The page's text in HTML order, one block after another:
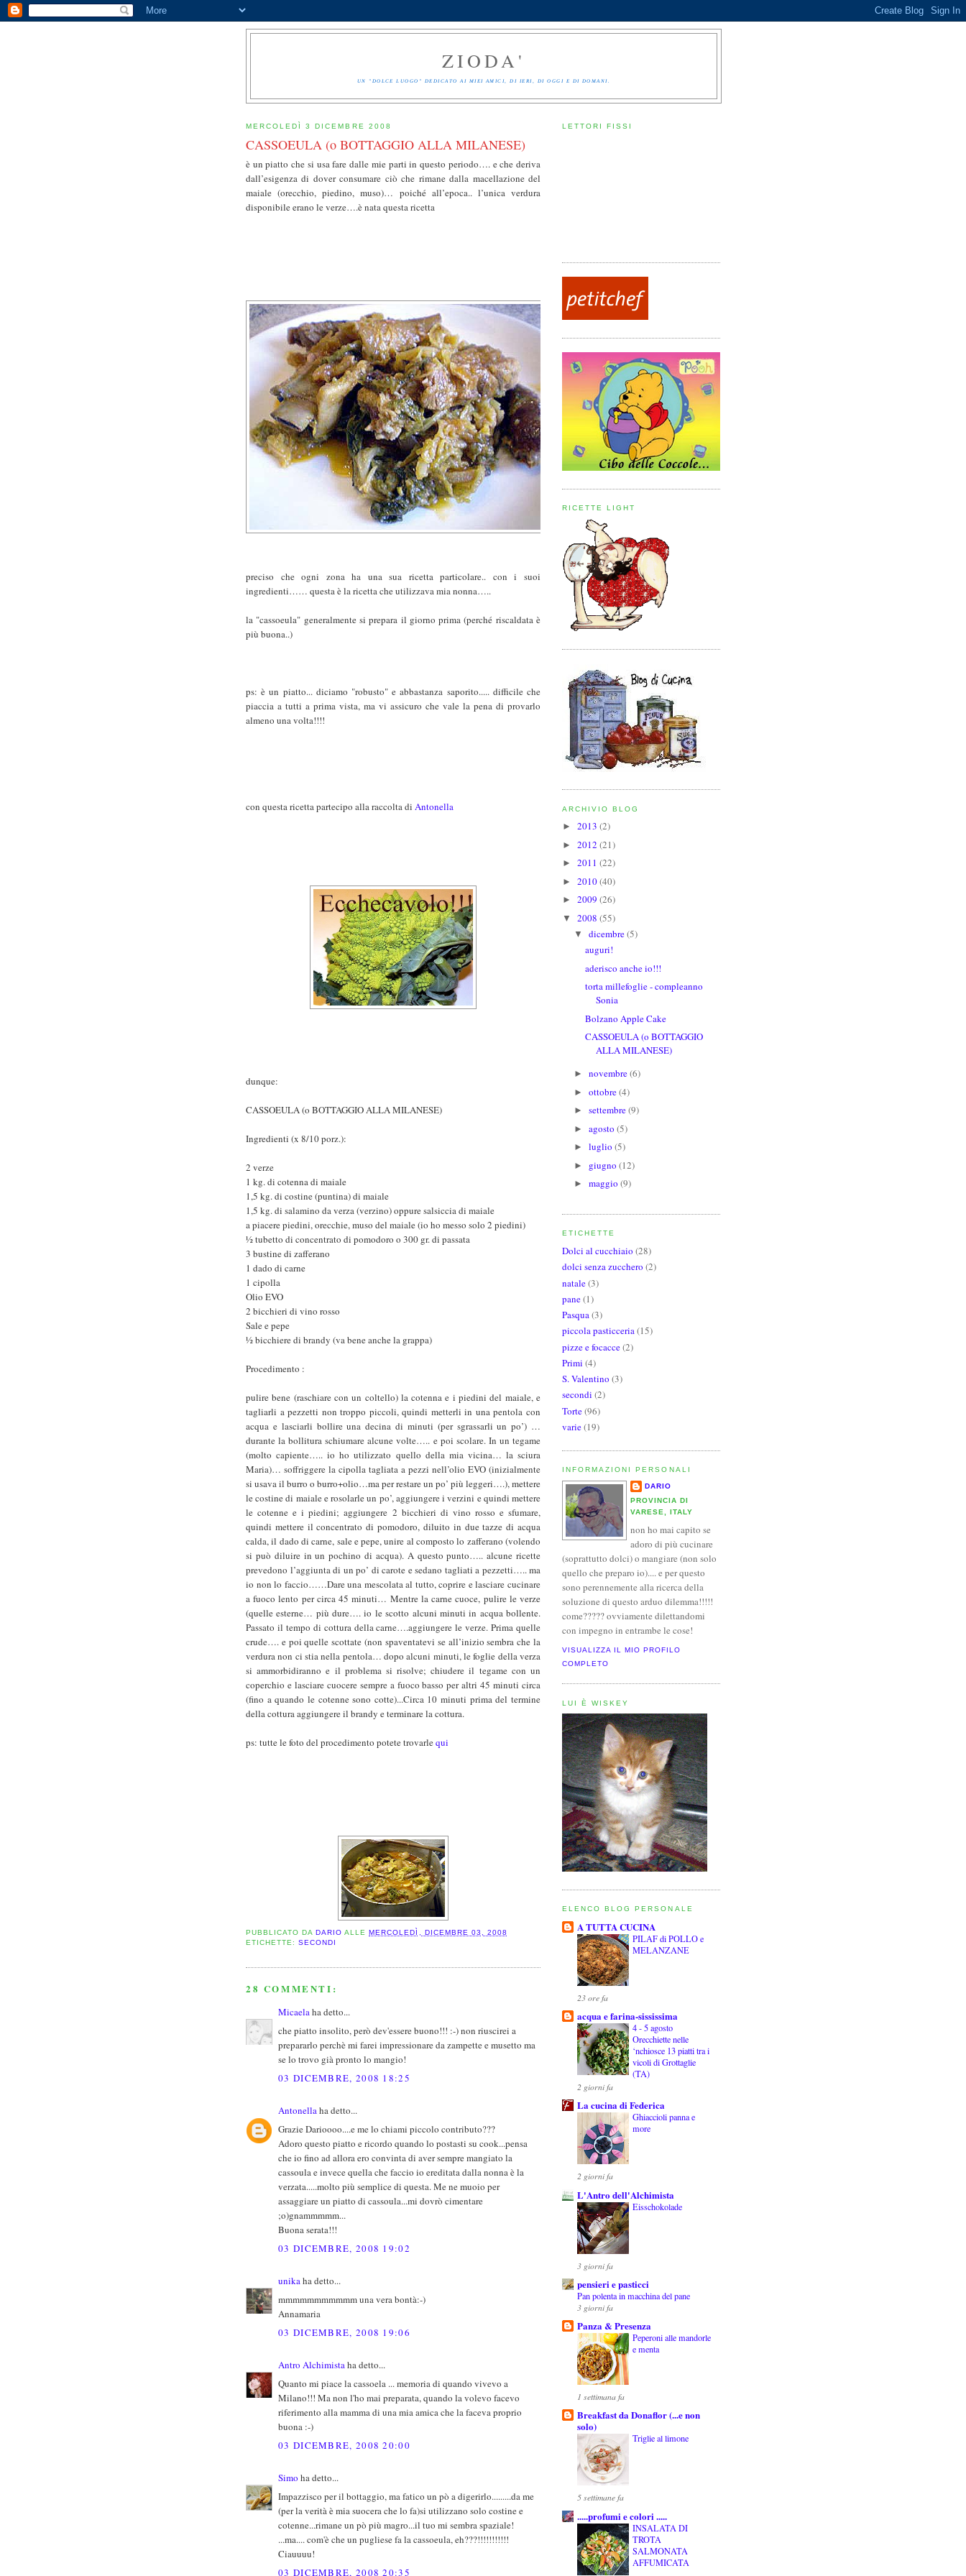
ZIODA'
UN "DOLCE LUOGO" DEDICATO AI MIEI AMICI, DI IERI, DI OGGI E DI DOMANI.
MERCOLEDÌ 3 DICEMBRE 2008
CASSOEULA (o BOTTAGGIO ALLA MILANESE)
è un piatto che si usa fare dalle mie parti in questo periodo…. e che deriva
dall’esigenza di dover consumare ciò che rimane dalla macellazione del
maiale (orecchio, piedino, muso)… poiché all’epoca.. l’unica verdura
disponibile erano le verze….è nata questa ricetta
preciso che ogni zona ha una sua ricetta particolare.. con i suoi
ingredienti…… questa è la ricetta che utilizzava mia nonna…..
la "cassoeula" generalmente si prepara il giorno prima (perché riscaldata è
più buona..)
ps: è un piatto... diciamo "robusto" e abbastanza saporito..... difficile che
piaccia a tutti a prima vista, ma vi assicuro che vale la pena di provarlo
almeno una volta!!!!
con questa ricetta partecipo alla raccolta di Antonella
dunque:
CASSOEULA (o BOTTAGGIO ALLA MILANESE)
Ingredienti (x 8/10 porz.):
2 verze
1 kg. di cotenna di maiale
1,5 kg. di costine (puntina) di maiale
1,5 kg. di salamino da verza (verzino) oppure salsiccia di maiale
a piacere piedini, orecchie, muso del maiale (io ho messo solo 2 piedini)
½ tubetto di concentrato di pomodoro o 300 gr. di passata
3 bustine di zafferano
1 dado di carne
1 cipolla
Olio EVO
2 bicchieri di vino rosso
Sale e pepe
½ bicchiere di brandy (va bene anche la grappa)
Procedimento :
pulire bene (raschiare con un coltello) la cotenna e i piedini del maiale, e
tagliarli a pezzetti non troppo piccoli, quindi metterli in una pentola con
acqua e lasciarli bollire una decina di minuti (per sgrassarli un po’) …
durante la bollitura schiumare alcune volte….. e poi scolare. In un tegame
(molto capiente….. io ho utilizzato quello della mia vicina… la sciura
Maria)… soffriggere la cipolla tagliata a pezzi nell’olio EVO (inizialmente
si usava il burro o burro+olio…ma per restare un po’ più leggeri….), mettere
le costine di maiale e rosolarle un po’, aggiungere i verzini e quindi mettere
le cotenne e i piedini; aggiungere 2 bicchieri di vino rosso e sfumare,
quindi mettere il concentrato di pomodoro, diluito in due tazze di acqua
calda, il dado di carne, sale e pepe, unire al composto lo zafferano (volendo
si può diluire in un pochino di acqua). A questo punto….. alcune ricette
prevedono l’aggiunta di un po’ di carote e sedano tagliati a pezzetti….. ma
io non lo faccio……Dare una mescolata al tutto, coprire e lasciare cucinare
a fuoco lento per circa 45 minuti… Mentre la carne cuoce, pulire le verze
(quelle esterne… più dure…. io le scotto alcuni minuti in acqua bollente.
Passato il tempo di cottura della carne….aggiungere le verze. Prima quelle
crude…. e poi quelle scottate (non spaventatevi se all’inizio sembra che la
verdura non ci stia nella pentola… dopo alcuni minuti, le foglie della verza
si ammorbidiranno e il problema si risolve; chiudere il tegame con un
coperchio e lasciare cuocere sempre a fuoco basso per altri 45 minuti circa
(fino a quando le cotenne sono cotte)...Circa 10 minuti prima del termine
della cottura aggiungere il brandy e terminare la cottura.
ps: tutte le foto del procedimento potete trovarlequi
PUBBLICATO DADARIO ALLEMERCOLEDÌ, DICEMBRE 03, 2008
ETICHETTE:SECONDI
28 COMMENTI:
Micaelaha detto...
che piatto insolito, però dev'essere buono!!! :-) non riuscirei a
prepararlo perchè mi farei impressionare da zampette e musetto ma
se lo trovo già pronto lo mangio!
03 DICEMBRE, 2008 18:25
Antonellaha detto...
Grazie Darioooo....e me lo chiami piccolo contributo???
Adoro questo piatto e ricordo quando lo postasti su cook...pensa
che io fino ad allora ero convinta di aver sempre mangiato la
cassoula e invece quella che faccio io ereditata dalla nonna è la
verzata.....molto più semplice di questa. Me ne muoio per
assaggiare un piatto di cassoula...mi dovrò cimentare
;o)gnammmmm...
Buona serata!!!
03 DICEMBRE, 2008 19:02
unikaha detto...
mmmmmmmmmmm una vera bontà:-)
Annamaria
03 DICEMBRE, 2008 19:06
Antro Alchimistaha detto...
Quanto mi piace la cassoela ... memoria di quando vivevo a
Milano!!! Ma non l'ho mai preparata, quando la volevo facevo
riferimento alla mamma di una mia amica che la faceva proprio
buona :-)
03 DICEMBRE, 2008 20:00
Simo ha detto...
Impazzisco per il bottaggio, ma fatico un pò a digerirlo.........da me
(per la verità è mia suocera che lo fa)si utilizzano solo costine e
cotenne...rimane un pò più magro...il tuo mi sembra spaziale!
...ma.... com'è che un pugliese fa la cassoeula, eh???!!!!!!!!!!!
Ciauuuu!
03 DICEMBRE, 2008 20:35
LETTORI FISSI
RICETTE LIGHT
ARCHIVIO BLOG
► 2013 (2)
► 2012 (21)
► 2011 (22)
► 2010(40)
► 2009 (26)
▼ 2008 (55)
▼ dicembre(5)
auguri!
aderisco anche io!!!
torta millefoglie - compleanno
Sonia
Bolzano Apple Cake
CASSOEULA (o BOTTAGGIO
ALLA MILANESE)
► novembre(6)
► ottobre(4)
► settembre(9)
► agosto (5)
► luglio (5)
► giugno (12)
► maggio (9)
ETICHETTE
Dolci al cucchiaio (28)
dolci senza zucchero (2)
natale(3)
pane(1)
Pasqua(3)
piccola pasticceria(15)
pizze e focacce(2)
Primi (4)
S. Valentino (3)
secondi (2)
Torte(96)
varie(19)
INFORMAZIONI PERSONALI
DARIO
PROVINCIA DI
VARESE, ITALY
non ho mai capito se
adoro di più cucinare
(soprattutto dolci) o mangiare (non solo
quello che preparo io).... e per questo
sono perennemente alla ricerca della
soluzione di questo arduo dilemma!!!!!
come????? ovviamente dilettandomi
con impegno in entrambe le cose!
VISUALIZZA IL MIO PROFILO
COMPLETO
LUI È WISKEY
ELENCO BLOG PERSONALE
A TUTTA CUCINA
PILAF di POLLO e
MELANZANE
23 ore fa
acqua e farina-sississima
4 - 5 agosto
Orecchiette nelle
‘nchiosce 13 piatti tra i
vicoli di Grottaglie
(TA)
2 giorni fa
La cucina di Federica
Ghiaccioli panna e
more
2 giorni fa
L'Antro dell'Alchimista
Eisschokolade
3 giorni fa
pensieri e pasticci
Pan polenta in macchina del pane
3 giorni fa
Panza & Presenza
Peperoni alle mandorle
e menta
1 settimana fa
Breakfast da Donaflor (...e non
solo)
Triglie al limone
5 settimane fa
.....profumi e colori .....
INSALATA DI
TROTA
SALMONATA
AFFUMICATA